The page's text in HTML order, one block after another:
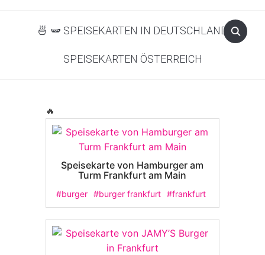
🍜 🫛 SPEISEKARTEN IN DEUTSCHLAND
SPEISEKARTEN ÖSTERREICH
🔥
Speisekarte von Hamburger am
Turm Frankfurt am Main
#burger #burger frankfurt #frankfurt